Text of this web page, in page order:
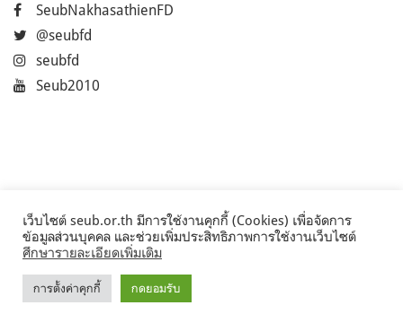
SeubNakhasathienFD
@seubfd
seubfd
Seub2010
©2017 Seub.or.th
เว็บไซต์ seub.or.th มีการใช้งานคุกกี้ (Cookies) เพื่อจัดการ
ข้อมูลส่วนบุคคล และช่วยเพิ่มประสิทธิภาพการใช้งานเว็บไซต์
ศึกษารายละเอียดเพิ่มเติม
การตั้งค่าคุกกี้ กดยอมรับ